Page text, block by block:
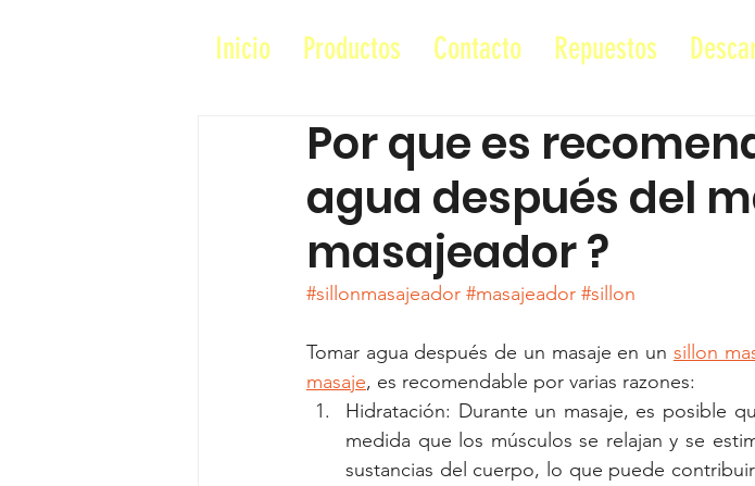
Inicio Productos Contacto Repuestos
Por que es
agua después del
masajeador ?
#sillonmasajeador #masajeador #sillon
Tomar agua después de un masaje en un sillon
masaje, es recomendable por varias razones:
Hidratación: Durante un masaje, es posible
medida que los músculos se relajan y se
sustancias del cuerpo, lo que puede